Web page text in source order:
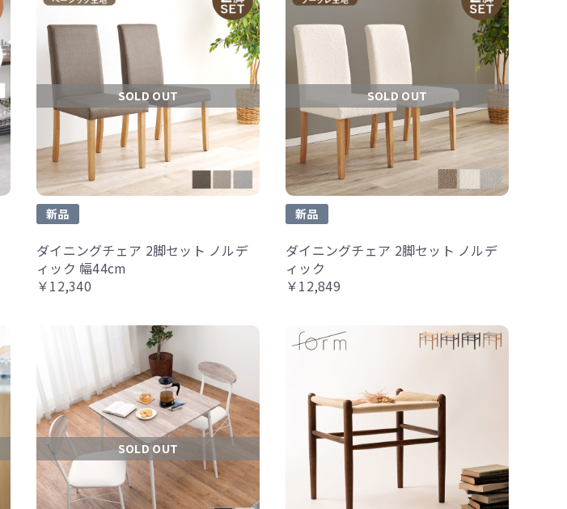
SOLD OUT
新品
ダイニングチェア 2脚セット ノルデ
ィック 幅44cm
￥12,340
SOLD OUT
新品
ダイニングチェア 2脚セット ノルデ
ィック
￥12,849
SOLD OUT